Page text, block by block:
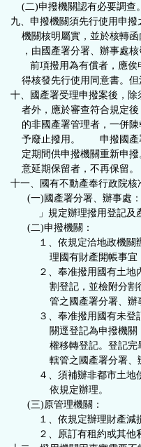
(二)申撥機關認有必要調查。
九、申撥機關須先行使用申
機關核明屬實，並於核轉函
，由國產署分署、辦事處核
前項撥用為有償者，應俟
得核發先行使用同意書。但
十、國產署受理申撥案後，
者外，應於審查符合規定後
的非國產署管理者，一併陳
予廢止撥用。 申撥國產署
定期間供申撥機關重新申撥
意延期保留者，不再保留。
十一、國有不動產奉行政院核
(一)國產署分署、辦事處：
」規定辦理撥用登記及產
(二)申撥機關：
１、依規定洽地政機關辦
理國有財產開帳事宜，
２、奉准撥用國有土地內
割登記，並檢附分割後
管之國產署分署、辦事
３、奉准撥用國有未登記
關逕登記為申撥機關；
權移轉登記。登記完畢
轄管之國產署分署、辦
４、須補辦非都市土地使
依規定辦理。
(三)原管理機關：
１、依規定辦理財產減損
２、原訂有租約或其他私